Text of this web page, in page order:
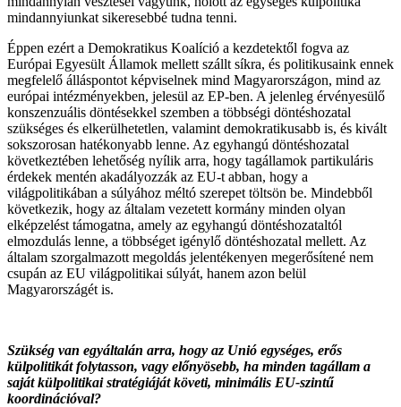
mindannyiunkat sikeresebbé tudna tenni.
Éppen ezért a Demokratikus Koalíció a kezdetektől fogva az
Európai Egyesült Államok mellett szállt síkra, és politikusaink ennek
megfelelő álláspontot képviselnek mind Magyarországon, mind az
európai intézményekben, jelesül az EP-ben. A jelenleg érvényesülő
konszenzuális döntésekkel szemben a többségi döntéshozatal
szükséges és elkerülhetetlen, valamint demokratikusabb is, és kivált
sokszorosan hatékonyabb lenne. Az egyhangú döntéshozatal
következtében lehetőség nyílik arra, hogy tagállamok partikuláris
érdekek mentén akadályozzák az EU-t abban, hogy a
világpolitikában a súlyához méltó szerepet töltsön be. Mindebből
következik, hogy az általam vezetett kormány minden olyan
elképzelést támogatna, amely az egyhangú döntéshozataltól
elmozdulás lenne, a többséget igénylő döntéshozatal mellett. Az
általam szorgalmazott megoldás jelentékenyen megerősítené nem
csupán az EU világpolitikai súlyát, hanem azon belül
Magyarországét is.
Szükség van egyáltalán arra, hogy az Unió egységes, erős
külpolitikát folytasson, vagy előnyösebb, ha minden tagállam a
saját külpolitikai stratégiáját követi, minimális EU-szintű
koordinációval?